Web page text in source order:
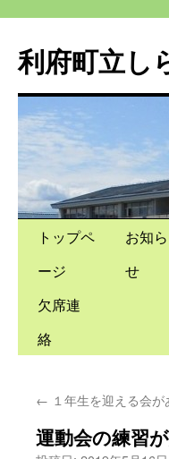
利府町立し
ン
へ
ス
トップペ
ージ
お知ら
せ
欠席連
絡
← １年生を迎える会
運動会の練習